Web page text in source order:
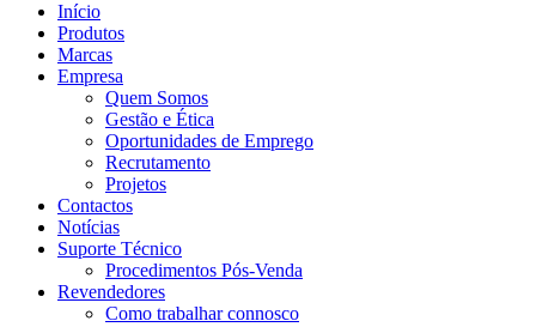
Início
Produtos
Marcas
Empresa
Quem Somos
Gestão e Ética
Oportunidades de Emprego
Recrutamento
Projetos
Contactos
Notícias
Suporte Técnico
Procedimentos Pós-Venda
Revendedores
Como trabalhar connosco